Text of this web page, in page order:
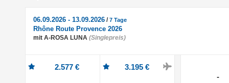
06.09.2026 - 13.09.2026 /7 Tage
Rhône Route Provence 2026
mit A-ROSA LUNA (Singlepreis)
2.577 € 3.195 €
-